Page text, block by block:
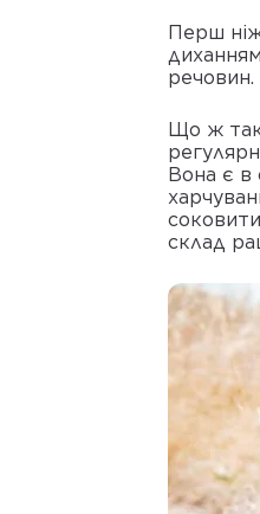
Перш
Що ж
Вона є в
склад